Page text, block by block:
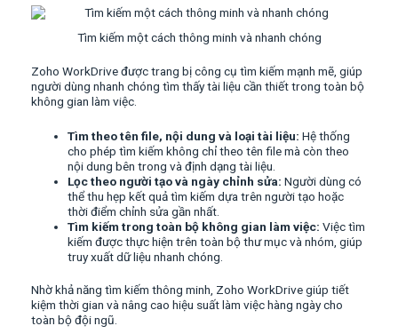
Tìm kiếm một cách thông minh và nhanh chóng
Zoho WorkDrive được trang bị công cụ tìm kiếm mạnh mẽ, giúp
người dùng nhanh chóng tìm thấy tài liệu cần thiết trong toàn bộ
không gian làm việc.
Tìm theo tên file, nội dung và loại tài liệu: Hệ thống
cho phép tìm kiếm không chỉ theo tên file mà còn theo
nội dung bên trong và định dạng tài liệu.
Lọc theo người tạo và ngày chỉnh sửa: Người dùng có
thể thu hẹp kết quả tìm kiếm dựa trên người tạo hoặc
thời điểm chỉnh sửa gần nhất.
Tìm kiếm trong toàn bộ không gian làm việc: Việc tìm
kiếm được thực hiện trên toàn bộ thư mục và nhóm, giúp
truy xuất dữ liệu nhanh chóng.
Nhờ khả năng tìm kiếm thông minh, Zoho WorkDrive giúp tiết
kiệm thời gian và nâng cao hiệu suất làm việc hàng ngày cho
toàn bộ đội ngũ.